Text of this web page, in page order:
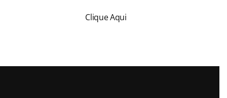
Clique Aqui